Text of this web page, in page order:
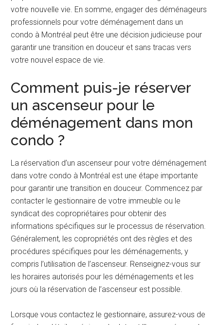
votre nouvelle vie. En somme, engager des déménageurs
professionnels pour votre déménagement dans un
condo à Montréal peut être une décision judicieuse pour
garantir une transition en douceur et sans tracas vers
votre nouvel espace de vie.
Comment puis-je réserver
un ascenseur pour le
déménagement dans mon
condo ?
La réservation d’un ascenseur pour votre déménagement
dans votre condo à Montréal est une étape importante
pour garantir une transition en douceur. Commencez par
contacter le gestionnaire de votre immeuble ou le
syndicat des copropriétaires pour obtenir des
informations spécifiques sur le processus de réservation.
Généralement, les copropriétés ont des règles et des
procédures spécifiques pour les déménagements, y
compris l’utilisation de l’ascenseur. Renseignez-vous sur
les horaires autorisés pour les déménagements et les
jours où la réservation de l’ascenseur est possible.
Lorsque vous contactez le gestionnaire, assurez-vous de